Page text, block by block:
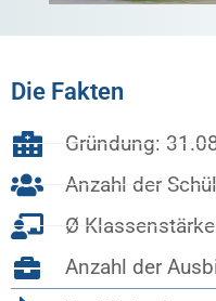
Die Fakten
Gründung:
Anzahl der
Ø
Anzahl der